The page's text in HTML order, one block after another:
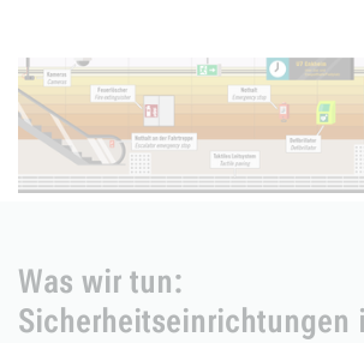
Was wir tun:
Sicherheitseinrichtungen